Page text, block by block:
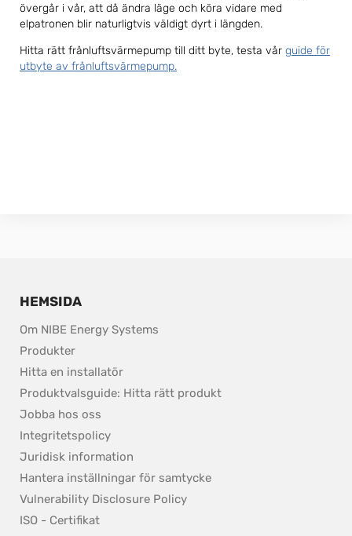
övergår i vår, att då ändra läge och köra vidare med
elpatronen blir naturligtvis väldigt dyrt i längden.
Hitta rätt frånluftsvärmepump till ditt byte, testa vår guide för
utbyte av frånluftsvärmepump.
HEMSIDA
Om NIBE Energy Systems
Produkter
Hitta en installatör
Produktvalsguide: Hitta rätt produkt
Jobba hos oss
Integritetspolicy
Juridisk information
Hantera inställningar för samtycke
Vulnerability Disclosure Policypdf, 153.9 kB.
ISO - Certifikat